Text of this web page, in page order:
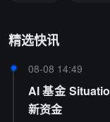
精选快讯
08-08 14:49
AI 基金
新资金